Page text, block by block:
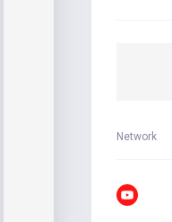
Network